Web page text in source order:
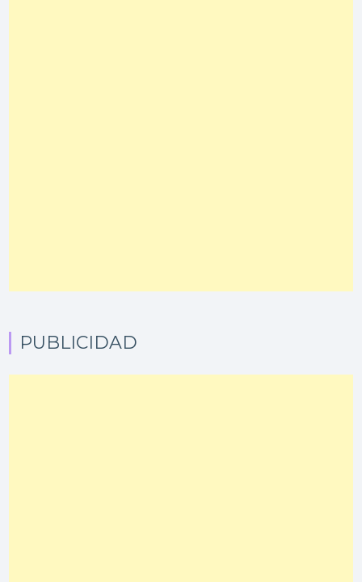
PUBLICIDAD